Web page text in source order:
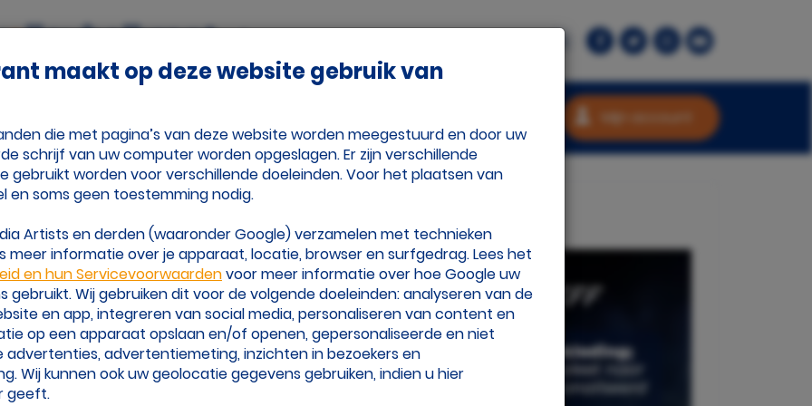
Mijn account
updates op de hoogte van de laatste
berichten over transfers en geruchten,
en je favoriete
opmerkelijke volleybalcontent van over de
ons op.
maakt op deze website gebruik van
die met pagina’s van deze website worden meegestuurd en door uw
schrijf van uw computer worden opgeslagen. Er zijn verschillende
gebruikt worden voor verschillende doeleinden. Voor het plaatsen van
en soms geen toestemming nodig.
Artists en derden (waaronder Google) verzamelen met technieken
meer informatie over je apparaat, locatie, browser en surfgedrag. Lees het
en hun Servicevoorwaardenvoor meer informatie over hoe Google uw
gebruikt. Wij gebruiken dit voor de volgende doeleinden: analyseren van de
en app, integreren van social media, personaliseren van content en
op een apparaat opslaan en/of openen, gepersonaliseerde en niet
advertenties, advertentiemeting, inzichten in bezoekers en
Wij kunnen ook uw geolocatie gegevens gebruiken, indien u hier
geeft.